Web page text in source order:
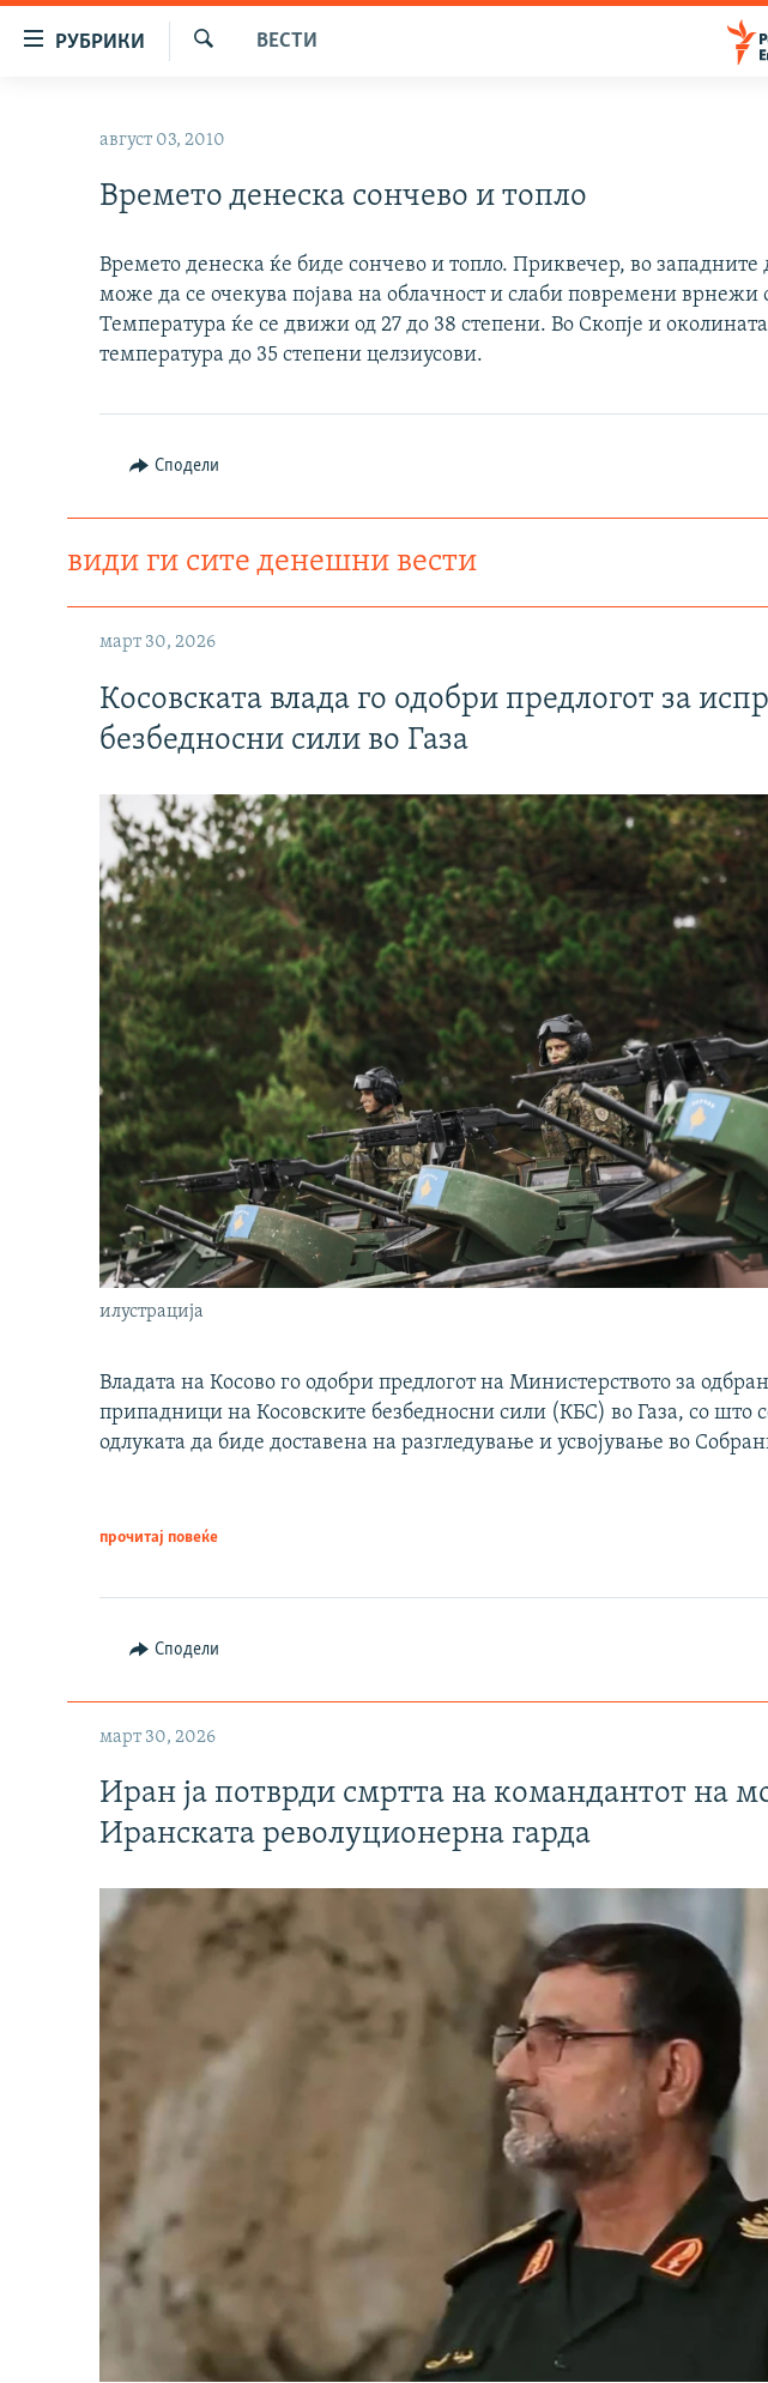
навигација
пребарување
РУБРИКИ
ВИЗУЕЛНО
ШТО ТРЕБА ДА ЗНАЕТЕ
ПРИЈАВИ СЕ ЗА ЊУЗЛЕТЕР
ПОДКАСТ ЗОШТО?
ВЕСТИ
август 03, 2010
Времето денеска сончево и топло
Времето денеска ќе биде сончево и топло. Приквечер, во западните
може да се очекува појава на облачност и слаби повремени врнежи
Температура ќе се движи од 27 до 38 степени. Во Скопје и
температура до 35 степени целзиусови.
Сподели
види ги сите денешни вести
март 30, 2026
Косовската влада го одобри предлогот за
безбедносни сили во Газа
илустрација
Владата на Косово го одобри предлогот на Министерството за
припадници на Косовските безбедносни сили (КБС) во Газа, со што
одлуката да биде доставена на разгледување и усвојување во
прочитај повеќе
Сподели
март 30, 2026
Иран ја потврди смртта на командантот на
Иранската револуционерна гарда